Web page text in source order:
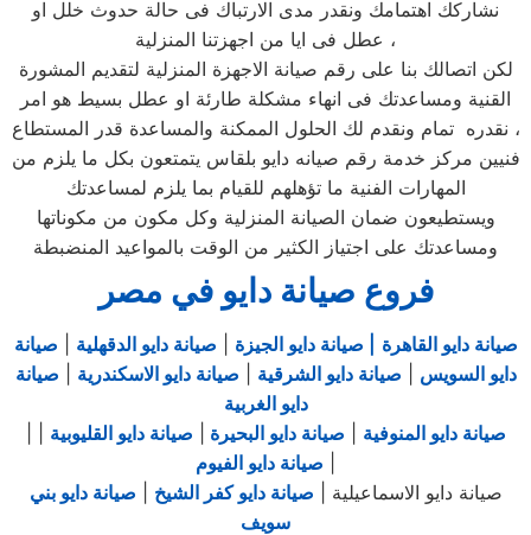
نشاركك اهتمامك ونقدر مدى الارتباك فى حالة حدوث خلل او
عطل فى ايا من اجهزتنا المنزلية ،
لكن اتصالك بنا على رقم صيانة الاجهزة المنزلية لتقديم المشورة
القنية ومساعدتك فى انهاء مشكلة طارئة او عطل بسيط هو امر
نقدره تمام ونقدم لك الحلول الممكنة والمساعدة قدر المستطاع ،
فنيين مركز خدمة رقم صيانه دايو بلقاس يتمتعون بكل ما يلزم من
المهارات الفنية ما تؤهلهم للقيام بما يلزم لمساعدتك
ويستطيعون ضمان الصيانة المنزلية وكل مكون من مكوناتها
ومساعدتك على اجتياز الكثير من الوقت بالمواعيد المنضبطة
فروع صيانة دايو في مصر
صيانة دايو القاهرة | صيانة دايو الجيزة صيانة دايو الدقهلية
صيانة
دايو السويس
صيانة دايو الشرقية صيانة دايو الاسكندرية
صيانة
دايو الغربية
صيانة دايو المنوفية صيانة دايو البحيرة صيانة دايو القليوبية
صيانة دايو الفيوم
صيانة دايو الاسماعيلية | صيانة دايو كفر الشيخ
صيانة دايو بني
سويف